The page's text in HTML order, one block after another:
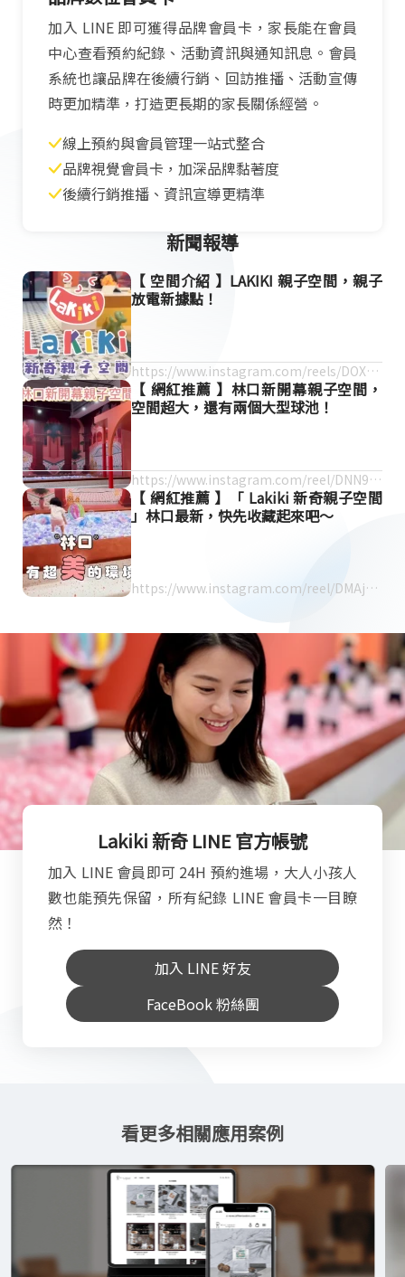
加入 LINE 即可獲得品牌會員卡，家長能在會員
中心查看預約紀錄、活動資訊與通知訊息。會員
系統也讓品牌在後續行銷、回訪推播、活動宣傳
時更加精準，打造更長期的家長關係經營。
線上預約與會員管理一站式整合
品牌視覺會員卡，加深品牌黏著度
後續行銷推播、資訊宣導更精準
新聞報導
【 空間介紹 】LAKIKI 親子空間，親子
放電新據點！
https://www.instagram.com/reels/DOXyi
QOCCx8/
【 網紅推薦 】林口新開幕親子空間，
空間超大，還有兩個大型球池！
https://www.instagram.com/reel/DNN9s
hPSqXj/
【 網紅推薦 】「 Lakiki 新奇親子空間
」林口最新，快先收藏起來吧～
https://www.instagram.com/reel/DMAjKU
Lakiki 新奇 LINE 官方帳號
加入 LINE 會員即可 24H 預約進場，大人小孩人
數也能預先保留，所有紀錄 LINE 會員卡一目瞭
然！
加入 LINE 好友
FaceBook 粉絲團
看更多相關應用案例